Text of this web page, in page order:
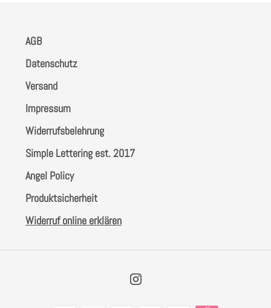
AGB
Datenschutz
Versand
Impressum
Widerrufsbelehrung
Simple Lettering est. 2017
Angel Policy
Produktsicherheit
Widerruf online erklären